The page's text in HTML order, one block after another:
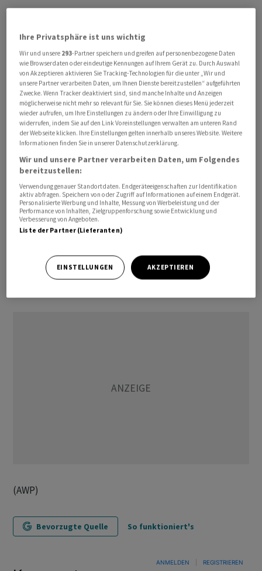
unterzeichnet, dass neben der Öffnung der Strasse von
Hormus auch ein Ende der US-Seeblockade vorsieht.
Unter den Befragten, die sich für eine Beteiligung
Deutschlands bei der Sicherung der Strasse von
Hormus aussprechen, sind 72 Prozent der Anhänger von
Union, 73 Prozent der SPD-Anhänger, 64 Prozent der
Grünen-Anhänger und 64 Prozent der FDP-Anhänger.
Ablehnend äusserten sich 51 Prozent der Anhänger der
Linken. AfD-Anhänger sind gespalten (46 Prozent dafür,
51 Prozent dagegen).
Die Daten hat die Mannheimer Forschungsgruppe
Wahlen vom 16. bis 18. Juni 2026 bei 1.190 zufällig
erhoben. Sie sind den Angaben zufolge repräsentativ
für die wahlberechtigte Bevölkerung in
(AWP)
Bevorzugte Quelle So funktioniert's
ANMELDEN REGISTRIEREN
Ihre Privatsphäre ist uns wichtig
Wir und unsere 293-Partner speichern und greifen auf personenbezogene Daten
wie Browserdaten oder eindeutige Kennungen auf Ihrem Gerät zu. Durch Auswahl
von Akzeptieren aktivieren Sie Tracking-Technologien für die unter „Wir und
unsere Partner verarbeiten Daten, um Ihnen Dienste bereitzustellen“ aufgeführten
Zwecke. Wenn Tracker deaktiviert sind, sind manche Inhalte und Anzeigen
möglicherweise nicht mehr so relevant für Sie. Sie können dieses Menü jederzeit
wieder aufrufen, um Ihre Einstellungen zu ändern oder Ihre Einwilligung zu
widerrufen, indem Sie auf den Link Voreinstellungen verwalten am unteren Rand
der Webseite klicken. Ihre Einstellungen gelten innerhalb unseres Website. Weitere
Informationen finden Sie in unserer Datenschutzerklärung.
Wir und unsere Partner verarbeiten Daten, um Folgendes
bereitzustellen:
Verwendung genauer Standortdaten. Endgeräteeigenschaften zur Identifikation
aktiv abfragen. Speichern von oder Zugriff auf Informationen auf einem Endgerät.
Personalisierte Werbung und Inhalte, Messung von Werbeleistung und der
Performance von Inhalten, Zielgruppenforschung sowie Entwicklung und
Verbesserung von Angeboten.
Liste der Partner (Lieferanten)
EINSTELLUNGEN AKZEPTIEREN